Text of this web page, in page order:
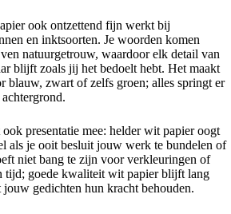
ook ontzettend fijn werkt bij
en inktsoorten. Je woorden komen
natuurgetrouw, waardoor elk detail van
blijft zoals jij het bedoelt hebt. Het maakt
blauw, zwart of zelfs groen; alles springt er
presentatie mee: helder wit papier oogt
als je ooit besluit jouw werk te bundelen of
niet bang te zijn voor verkleuringen of
tijd; goede kwaliteit wit papier blijft lang
gedichten hun kracht behouden.